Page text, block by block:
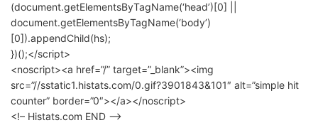
(document.getElementsByTagName(‘head’)[0] ||
document.getElementsByTagName(‘body’)
[0]).appendChild(hs);
})();</script>
<noscript><a href=”/” target=”_blank”><img
src=”//sstatic1.histats.com/0.gif?3901843&101″ alt=”simple hit
counter” border=”0″></a></noscript>
<!– Histats.com END –>